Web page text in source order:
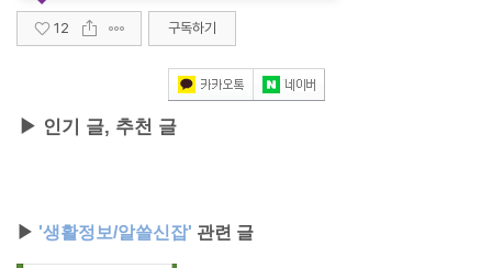
12 구독하기
▶ 인기 글, 추천 글
▶ '생활정보/알쓸신잡' 관련 글